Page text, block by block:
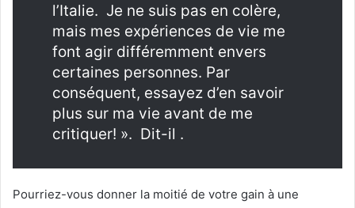
l’Italie. Je ne suis pas en colère,
mais mes expériences de vie me
font agir différemment envers
certaines personnes. Par
conséquent, essayez d’en savoir
plus sur ma vie avant de me
critiquer! ». Dit-il .
Pourriez-vous donner la moitié de votre gain à une